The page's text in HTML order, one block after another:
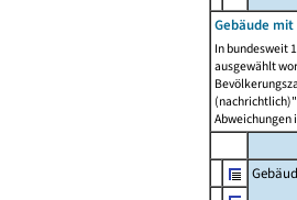
Gebäude
In bundesweit
ausgewählt
Abweichungen